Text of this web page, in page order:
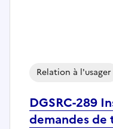
DGSRC-289
demandes
Relation à l'usager